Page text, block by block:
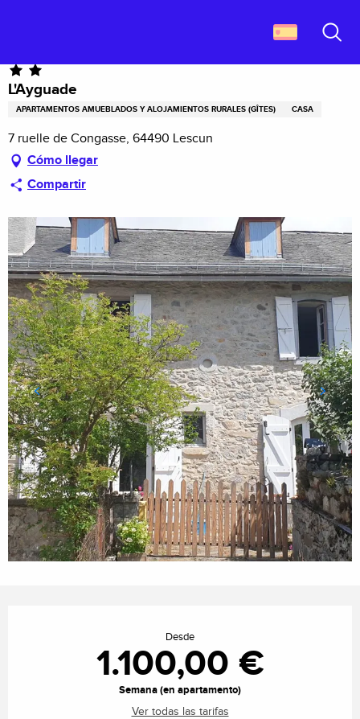
principal
L'Ayguade
APARTAMENTOS AMUEBLADOS Y ALOJAMIENTOS RURALES (GÎTES) CASA
7 ruelle de Congasse, 64490 Lescun
Cómo llegar
Compartir
Desde
1.100,00 €
Semana (en apartamento)
Ver todas las tarifas